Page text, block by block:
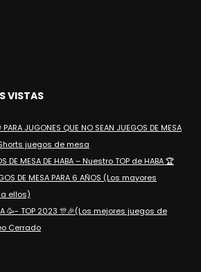
VISTAS
PARA JUGONES QUE NO SEAN JUEGOS DE MESA
juegos de mesa
DE MESA DE HABA – Nuestro TOP de HABA 🏆
DE MESA PARA 6 AÑOS (Los mayores
ellos)
🥳- TOP 2023 🎊🎉(Los mejores juegos de
Cerrado